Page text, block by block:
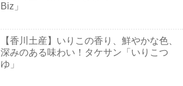
Biz」
【香川土産】いりこの香り、鮮やかな色、
深みのある味わい！タケサン「いりこつ
ゆ」